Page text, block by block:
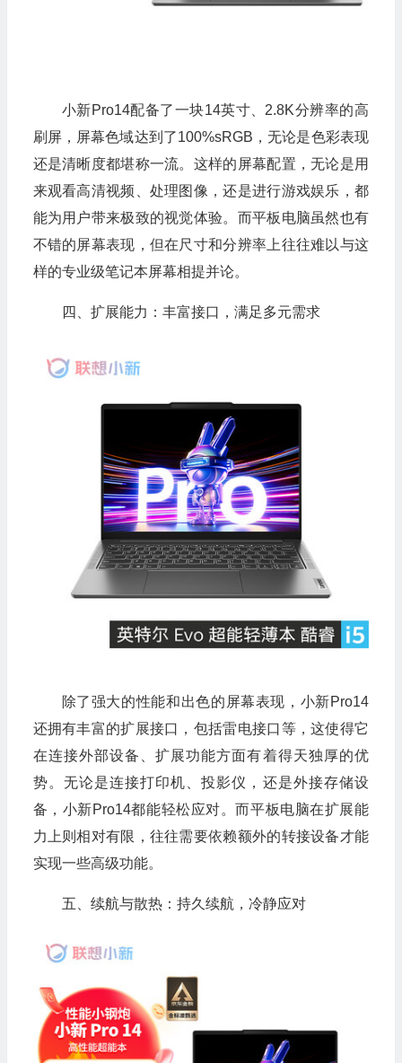
小新Pro14配备了一块14英寸、2.8K分辨率的高
刷屏，屏幕色域达到了100%sRGB，无论是色彩表现
还是清晰度都堪称一流。这样的屏幕配置，无论是用
来观看高清视频、处理图像，还是进行游戏娱乐，都
能为用户带来极致的视觉体验。而平板电脑虽然也有
不错的屏幕表现，但在尺寸和分辨率上往往难以与这
样的专业级笔记本屏幕相提并论。
四、扩展能力：丰富接口，满足多元需求
除了强大的性能和出色的屏幕表现，小新Pro14
还拥有丰富的扩展接口，包括雷电接口等，这使得它
在连接外部设备、扩展功能方面有着得天独厚的优
势。无论是连接打印机、投影仪，还是外接存储设
备，小新Pro14都能轻松应对。而平板电脑在扩展能
力上则相对有限，往往需要依赖额外的转接设备才能
实现一些高级功能。
五、续航与散热：持久续航，冷静应对